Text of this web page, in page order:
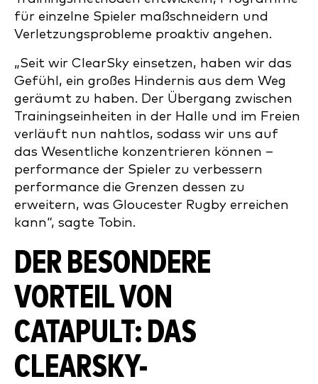
für einzelne Spieler maßschneidern und
Verletzungsprobleme proaktiv angehen.
„Seit wir ClearSky einsetzen, haben wir das
Gefühl, ein großes Hindernis aus dem Weg
geräumt zu haben. Der Übergang zwischen
Trainingseinheiten in der Halle und im Freien
verläuft nun nahtlos, sodass wir uns auf
das Wesentliche konzentrieren können –
performance der Spieler zu verbessern
performance die Grenzen dessen zu
erweitern, was Gloucester Rugby erreichen
kann“, sagte Tobin.
DER BESONDERE
VORTEIL VON
CATAPULT: DAS
CLEARSKY-